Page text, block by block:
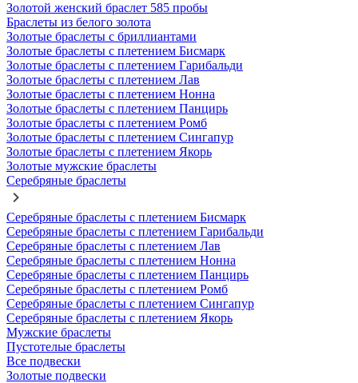
Золотой женский браслет 585 пробы
Браслеты из белого золота
Золотые браслеты с бриллиантами
Золотые браслеты с плетением Бисмарк
Золотые браслеты с плетением Гарибальди
Золотые браслеты с плетением Лав
Золотые браслеты с плетением Нонна
Золотые браслеты с плетением Панцирь
Золотые браслеты с плетением Ромб
Золотые браслеты с плетением Сингапур
Золотые браслеты с плетением Якорь
Золотые мужские браслеты
Серебряные браслеты
Серебряные браслеты с плетением Бисмарк
Серебряные браслеты с плетением Гарибальди
Серебряные браслеты с плетением Лав
Серебряные браслеты с плетением Нонна
Серебряные браслеты с плетением Панцирь
Серебряные браслеты с плетением Ромб
Серебряные браслеты с плетением Сингапур
Серебряные браслеты с плетением Якорь
Мужские браслеты
Пустотелые браслеты
Все подвески
Золотые подвески